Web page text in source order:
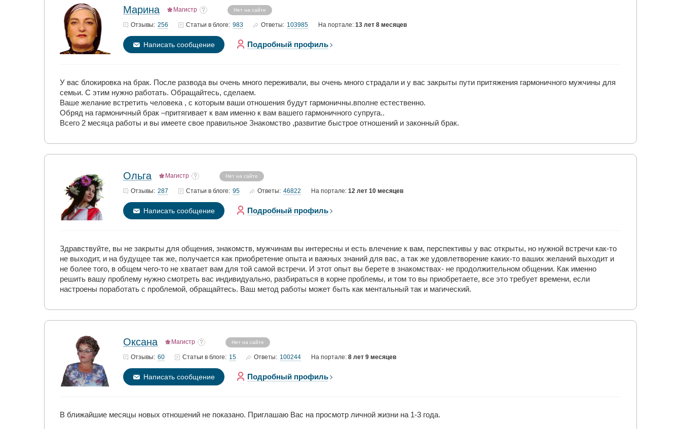
Марина Магистр Нет на сайте
Отзывы: 256 Статьи в блоге: 983 Ответы: 103985 На портале: 13 лет 8 месяцев
Написать сообщение Подробный профиль
У вас блокировка на брак. После развода вы очень много переживали, вы очень много страдали и у вас закрыты пути притяжения гармоничного мужчины для
семьи. С этим нужно работать. Обращайтесь, сделаем.
Ваше желание встретить человека , с которым ваши отношения будут гармоничны.вполне естественно.
Обряд на гармоничный брак –притягивает к вам именно к вам вашего гармоничного супруга..
Всего 2 месяца работы и вы имеете свое правильное Знакомство ,развитие быстрое отношений и законный брак.
Ольга Магистр Нет на сайте
Отзывы: 287 Статьи в блоге: 95 Ответы: 46822 На портале: 12 лет 10 месяцев
Написать сообщение Подробный профиль
Здравствуйте, вы не закрыты для общения, знакомств, мужчинам вы интересны и есть влечение к вам, перспективы у вас открыты, но нужной встречи как-то
не выходит, и на будущее так же, получается как приобретение опыта и важных знаний для вас, а так же удовлетворение каких-то ваших желаний выходит и
не более того, в общем чего-то не хватает вам для той самой встречи. И этот опыт вы берете в знакомствах- не продолжительном общении. Как именно
решить вашу проблему нужно смотреть вас индивидуально, разбираться в корне проблемы, и том то вы приобретаете, все это требует времени, если
настроены поработать с проблемой, обращайтесь. Ваш метод работы может быть как ментальный так и магический.
Оксана Магистр Нет на сайте
Отзывы: 60 Статьи в блоге: 15 Ответы: 100244 На портале: 8 лет 9 месяцев
Написать сообщение Подробный профиль
В ближайшие месяцы новых отношений не показано. Приглашаю Вас на просмотр личной жизни на 1-3 года.